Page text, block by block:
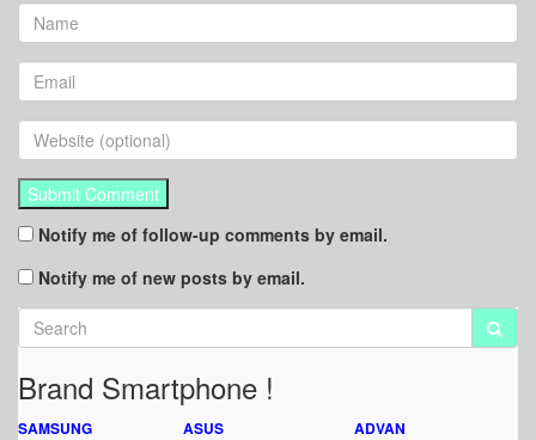
Notify me of follow-up comments by email.
Notify me of new posts by email.
Brand Smartphone !
SAMSUNG ASUS
ADVAN